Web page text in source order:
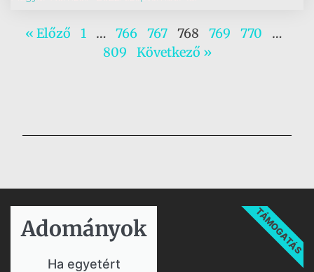
« Előző 1 … 766 767 768 769 770
…
809
Következő »
Adományok​
Ha egyetért
TÁMOGATÁS